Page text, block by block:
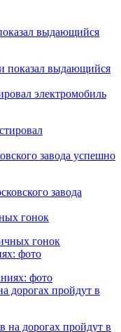
выдающийся
электромобиль
завода успешно
гонок
фото
дорогах пройдут в